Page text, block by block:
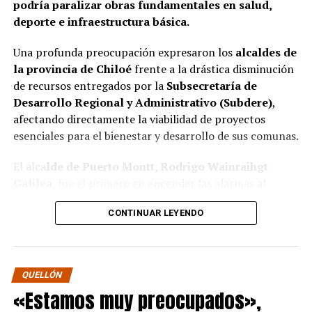
podría paralizar obras fundamentales en salud,
deporte e infraestructura básica.
Una profunda preocupación expresaron los alcaldes de
la provincia de Chiloéfrente a la drástica disminución
de recursos entregados por la Subsecretaría de
Desarrollo Regional y Administrativo (Subdere),
afectando directamente la viabilidad de proyectos
esenciales para el bienestar y desarrollo de sus comunas.
El alca lde de Puerto Montt, Rodrigo Wainraihgt
denunciar públicamente que la Subdere no cuenta con
fondos para financiar iniciativas del Programa de
Mejoramiento de Barrios (PMB), a pesar de que muchas
ya estaban declaradas elegibles.
historia, la Subdere no tiene recursos para estos
programas fundamentales”,afirmó el edil de la capital
CONTINUAR LEYENDO
QUELLÓN
«Estamos muy preocupados»,